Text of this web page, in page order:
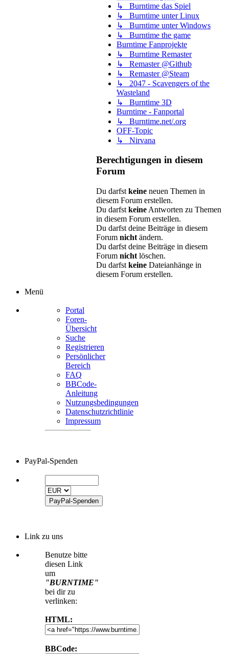
↳ Burntime das Spiel
↳ Burntime unter Linux
↳ Burntime unter Windows
↳ Burntime the game
Burntime Fanprojekte
↳ Burntime Remaster
↳ Remaster @Github
↳ Remaster @Steam
↳ 2047 - Scavengers of the
Wasteland
↳ Burntime 3D
Burntime - Fanportal
↳ Burntime.net/.org
OFF-Topic
↳ Nirvana
Berechtigungen in diesem
Forum
Du darfst keine neuen Themen in
diesem Forum erstellen.
Du darfst keine Antworten zu Themen
in diesem Forum erstellen.
Du darfst deine Beiträge in diesem
Forum nicht ändern.
Du darfst deine Beiträge in diesem
Forum nicht löschen.
Du darfst keine Dateianhänge in
diesem Forum erstellen.
Menü
Portal
Foren-
Übersicht
Suche
Registrieren
Persönlicher
Bereich
FAQ
BBCode-
Anleitung
Nutzungsbedingungen
Datenschutzrichtlinie
Impressum
PayPal-Spenden
Link zu uns
Benutze bitte
diesen Link
um
"BURNTIME"
bei dir zu
verlinken:
HTML:
BBCode: